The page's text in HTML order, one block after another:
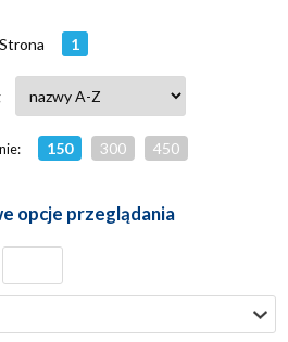
Strona 1
150 300 450
opcje przeglądania